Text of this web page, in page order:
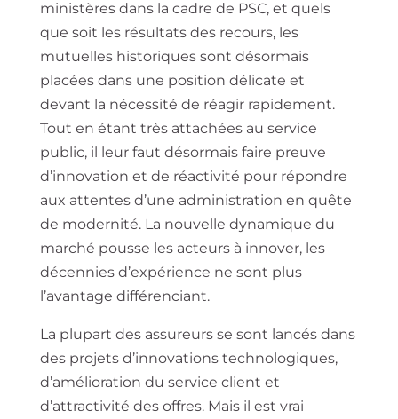
ministères dans la cadre de PSC, et quels
que soit les résultats des recours, les
mutuelles historiques sont désormais
placées dans une position délicate et
devant la nécessité de réagir rapidement.
Tout en étant très attachées au service
public, il leur faut désormais faire preuve
d’innovation et de réactivité pour répondre
aux attentes d’une administration en quête
de modernité. La nouvelle dynamique du
marché pousse les acteurs à innover, les
décennies d’expérience ne sont plus
l’avantage différenciant.
La plupart des assureurs se sont lancés dans
des projets d’innovations technologiques,
d’amélioration du service client et
d’attractivité des offres. Mais il est vrai